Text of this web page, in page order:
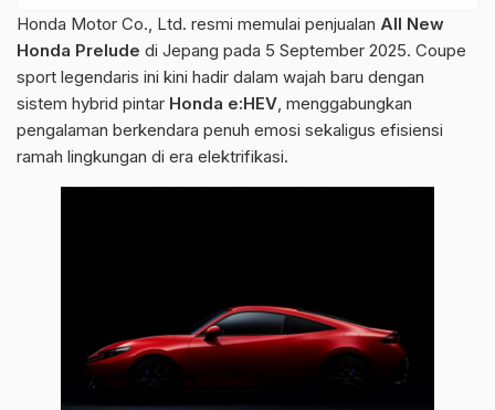
Honda Motor Co., Ltd. resmi memulai penjualan All New
Honda Prelude di Jepang pada 5 September 2025. Coupe
sport legendaris ini kini hadir dalam wajah baru dengan
sistem hybrid pintar Honda e:HEV, menggabungkan
pengalaman berkendara penuh emosi sekaligus efisiensi
ramah lingkungan di era elektrifikasi.